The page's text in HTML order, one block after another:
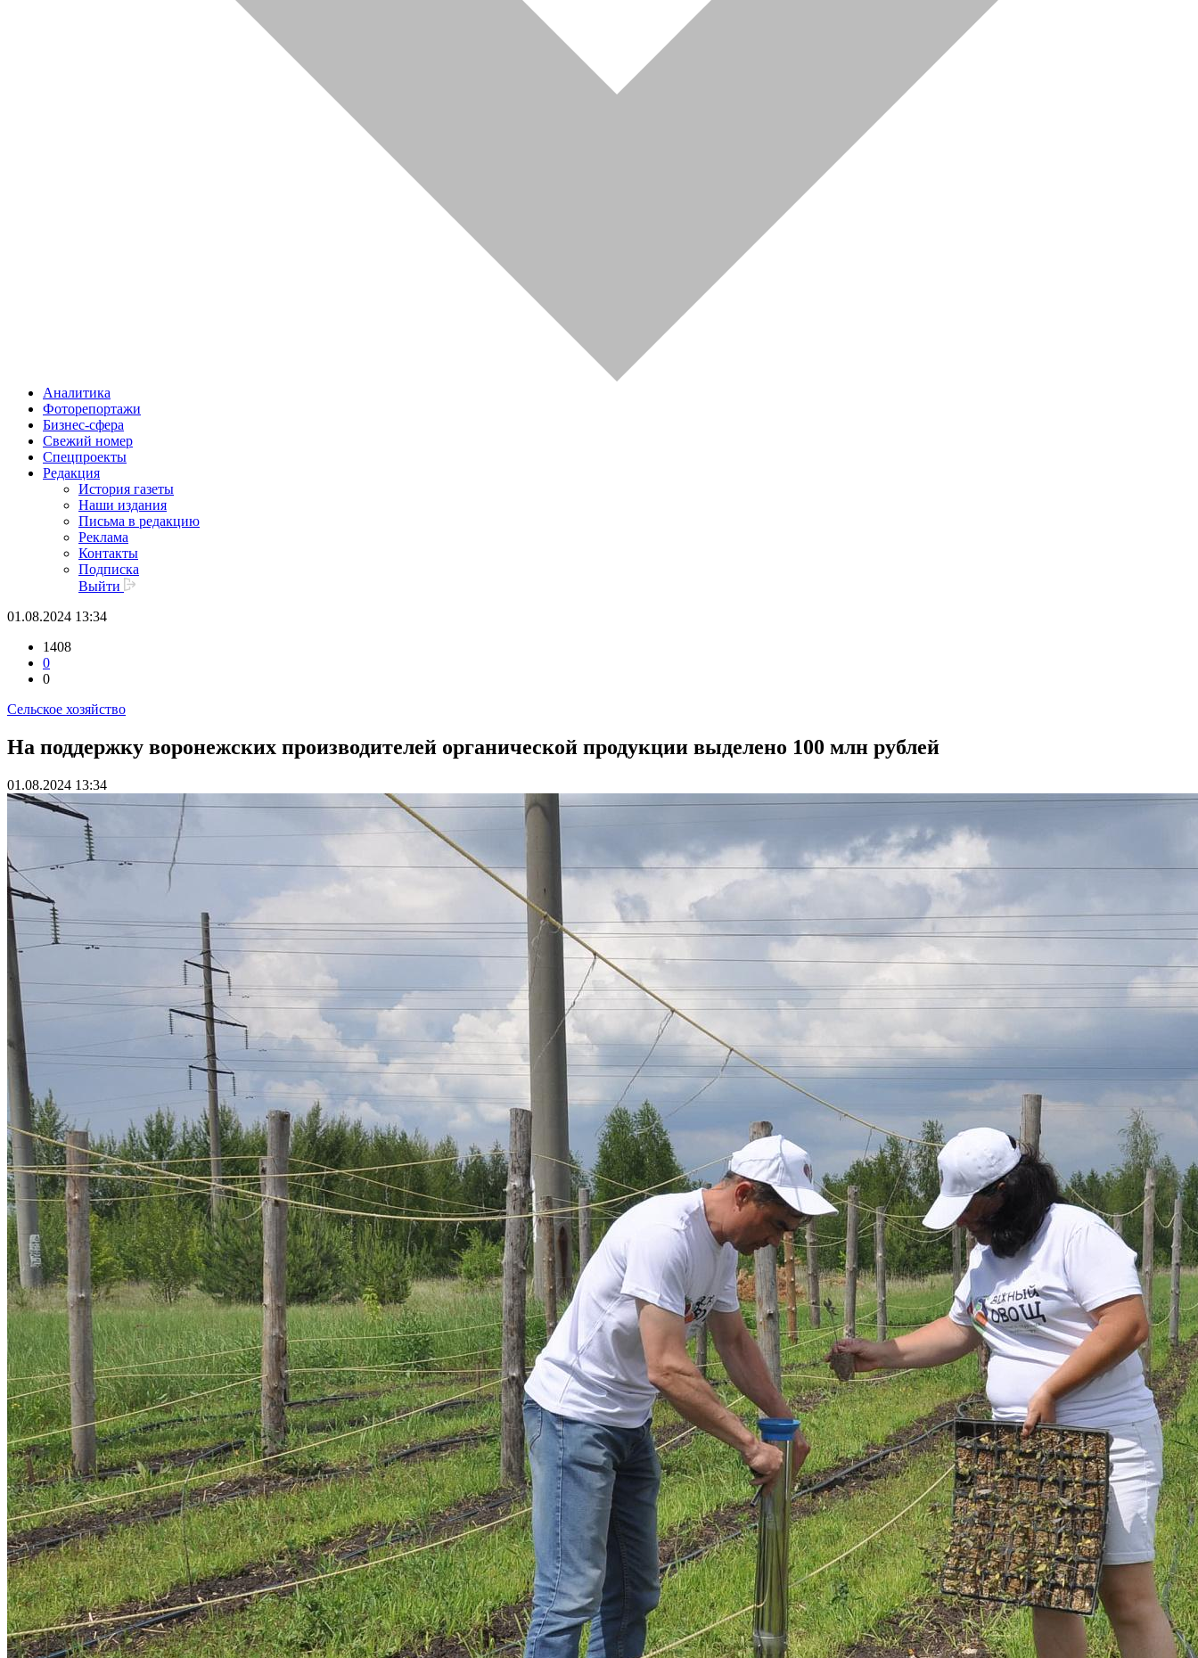
Аналитика
Фоторепортажи
Бизнес-сфера
Свежий номер
Спецпроекты
Редакция
История газеты
Наши издания
Письма в редакцию
Реклама
Контакты
Подписка
Выйти
01.08.2024 13:34
1408
0
0
Сельское хозяйство
На поддержку воронежских производителей органической продукции выделено 100 млн рублей
01.08.2024 13:34